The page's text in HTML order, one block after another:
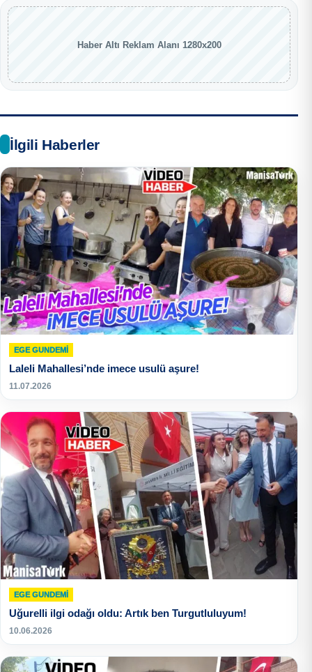
Haber Altı Reklam Alanı 1280x200
İlgili Haberler
EGE GUNDEMİ
Laleli Mahallesi’nde imece usulü aşure!
11.07.2026
EGE GUNDEMİ
Uğurelli ilgi odağı oldu: Artık ben Turgutluluyum!
10.06.2026